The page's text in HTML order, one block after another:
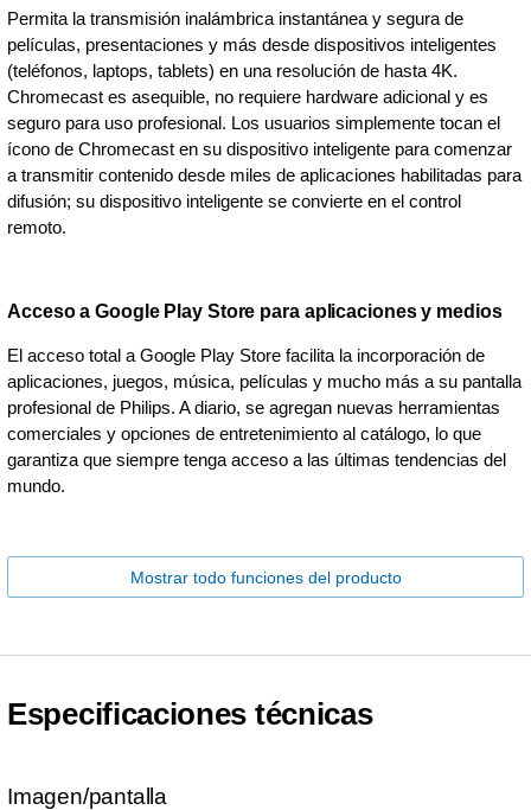
Permita la transmisión inalámbrica instantánea y segura de
películas, presentaciones y más desde dispositivos inteligentes
(teléfonos, laptops, tablets) en una resolución de hasta 4K.
Chromecast es asequible, no requiere hardware adicional y es
seguro para uso profesional. Los usuarios simplemente tocan el
ícono de Chromecast en su dispositivo inteligente para comenzar
a transmitir contenido desde miles de aplicaciones habilitadas para
difusión; su dispositivo inteligente se convierte en el control
remoto.
Acceso a Google Play Store para aplicaciones y medios
El acceso total a Google Play Store facilita la incorporación de
aplicaciones, juegos, música, películas y mucho más a su pantalla
profesional de Philips. A diario, se agregan nuevas herramientas
comerciales y opciones de entretenimiento al catálogo, lo que
garantiza que siempre tenga acceso a las últimas tendencias del
mundo.
Mostrar todo funciones del producto
Especificaciones técnicas
Imagen/pantalla